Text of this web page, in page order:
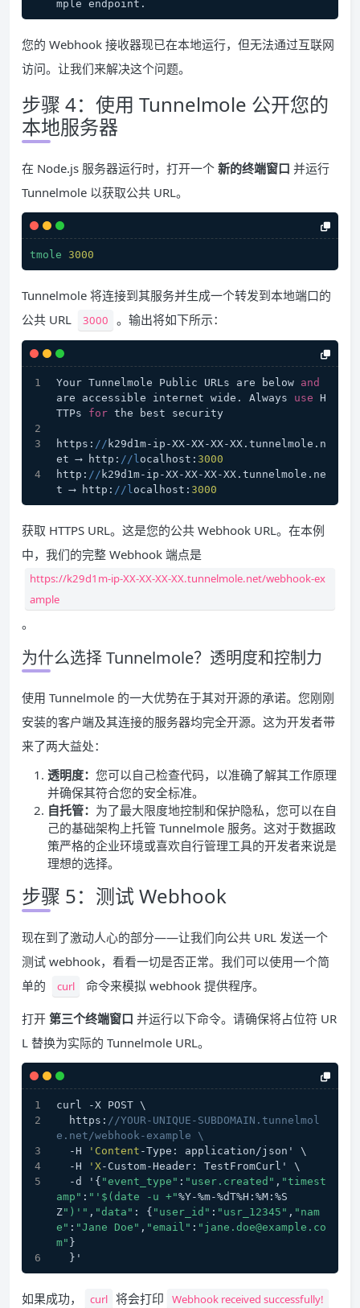
mple endpoint.
您的 Webhook 接收器现已在本地运行，但无法通过互联网
访问。让我们来解决这个问题。
步骤 4：使用 Tunnelmole 公开您的
本地服务器
在 Node.js 服务器运行时，打开一个 新的终端窗口 并运行
Tunnelmole 以获取公共 URL。
tmole 3000
Tunnelmole 将连接到其服务并生成一个转发到本地端口的
公共 URL
3000 。输出将如下所示：
Your Tunnelmole Public URLs are below and
are accessible internet wide. Always use H
TTPs for the best security
https: // k29d1m-ip-XX-XX-XX-XX.tunnelmole.n
et ⟶ http: //l ocalhost: 3000
http: // k29d1m-ip-XX-XX-XX-XX.tunnelmole.ne
t ⟶ http: //l ocalhost: 3000
获取 HTTPS URL。这是您的公共 Webhook URL。在本例
中，我们的完整 Webhook 端点是
https://k29d1m-ip-XX-XX-XX-XX.tunnelmole.net/webhook-ex
ample
。
为什么选择 Tunnelmole？透明度和控制力
使用 Tunnelmole 的一大优势在于其对开源的承诺。您刚刚
安装的客户端及其连接的服务器均完全开源。这为开发者带
来了两大益处：
透明度： 您可以自己检查代码，以准确了解其工作原理
并确保其符合您的安全标准。
自托管： 为了最大限度地控制和保护隐私，您可以在自
己的基础架构上托管 Tunnelmole 服务。这对于数据政
策严格的企业环境或喜欢自行管理工具的开发者来说是
理想的选择。
步骤 5：测试 Webhook
现在到了激动人心的部分——让我们向公共 URL 发送一个
测试 webhook，看看一切是否正常。我们可以使用一个简
单的
curl 命令来模拟 webhook 提供程序。
打开 第三个终端窗口 并运行以下命令。请确保将占位符 UR
L 替换为实际的 Tunnelmole URL。
curl -X POST \
  https:
//YOUR-UNIQUE-SUBDOMAIN.tunnelmol
e.net/webhook-example \
  -H
'Content -Type: application/json' \
  -H
'X-Custom-Header: TestFromCurl' \
  -d '{
"event_type" : "user.created" , "timest
amp" : "'$(date -u +"%Y-%m-%dT%H:%M:%S
Z")'" , "data" : { "user_id" : "usr_12345" , "nam
e" : "Jane Doe" , "email" : "jane.doe@example.co
m" }
  }'
如果成功， curl 将会打印 Webhook received successfully!